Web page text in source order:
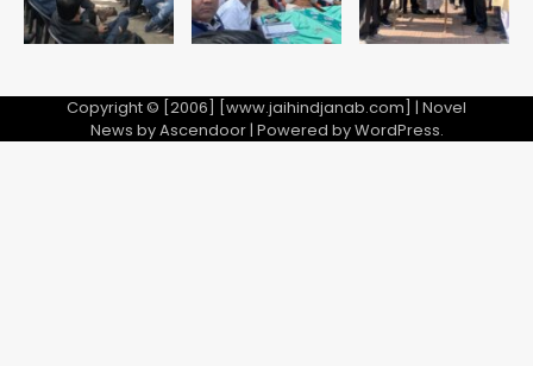
Copyright © [2006] [www.jaihindjanab.com] | Novel
News byAscendoor| Powered byWordPress.